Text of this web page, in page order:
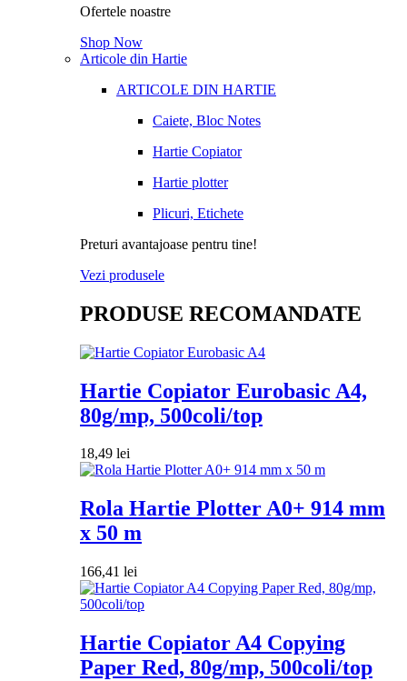
Ofertele noastre
Shop Now
Articole din Hartie
ARTICOLE DIN HARTIE
Caiete, Bloc Notes
Hartie Copiator
Hartie plotter
Plicuri, Etichete
Preturi avantajoase pentru tine!
Vezi produsele
PRODUSE RECOMANDATE
Hartie Copiator Eurobasic A4,
80g/mp, 500coli/top
18,49 lei
Rola Hartie Plotter A0+ 914 mm
x 50 m
166,41 lei
Hartie Copiator A4 Copying
Paper Red, 80g/mp, 500coli/top